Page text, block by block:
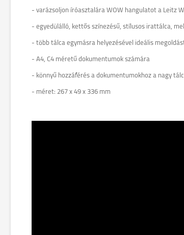
- varázsoljon íróasztalára WOW hangulatot a Leitz
- egyedülálló, kettős színezésű, stílusos irattálca,
- több tálca egymásra helyezésével ideális
- A4, C4 méretű dokumentumok számára
- könnyű hozzáférés a dokumentumokhoz a nagy
- méret: 267 x 49 x 336 mm